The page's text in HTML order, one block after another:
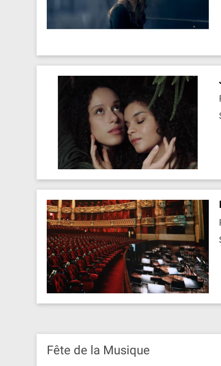
Fête de la Musique